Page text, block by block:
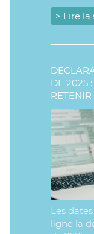
> Lire la
DE 2025
RETENIR
Les
ligne la